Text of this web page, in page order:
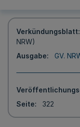
Verkündungsblatt
NRW)
Ausgabe
GV.
Seite
322